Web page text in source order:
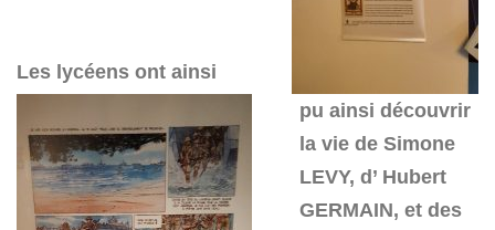
Les lycéens ont ainsi
pu ainsi découvrir
la vie de Simone
LEVY, d’ Hubert
GERMAIN, et des